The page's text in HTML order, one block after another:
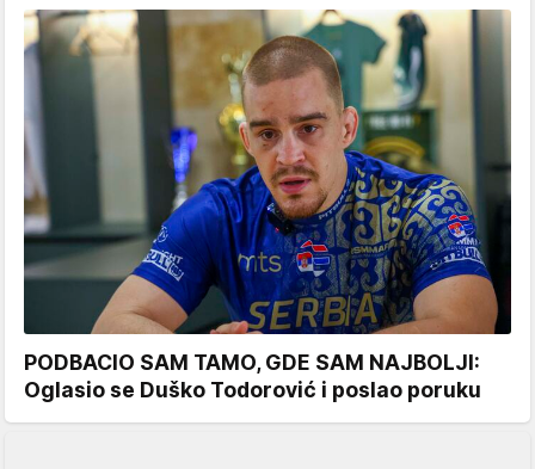
PODBACIO SAM TAMO, GDE SAM NAJBOLJI:
Oglasio se Duško Todorović i poslao poruku